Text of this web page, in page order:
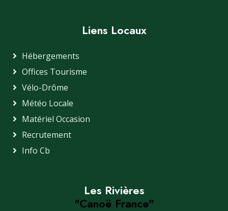
Liens Locaux
Hébergements
Offices Tourisme
Vélo-Drôme
Météo Locale
Matériel Occasion
Recrutement
Info Cb
Les Rivières
"Canoë France"